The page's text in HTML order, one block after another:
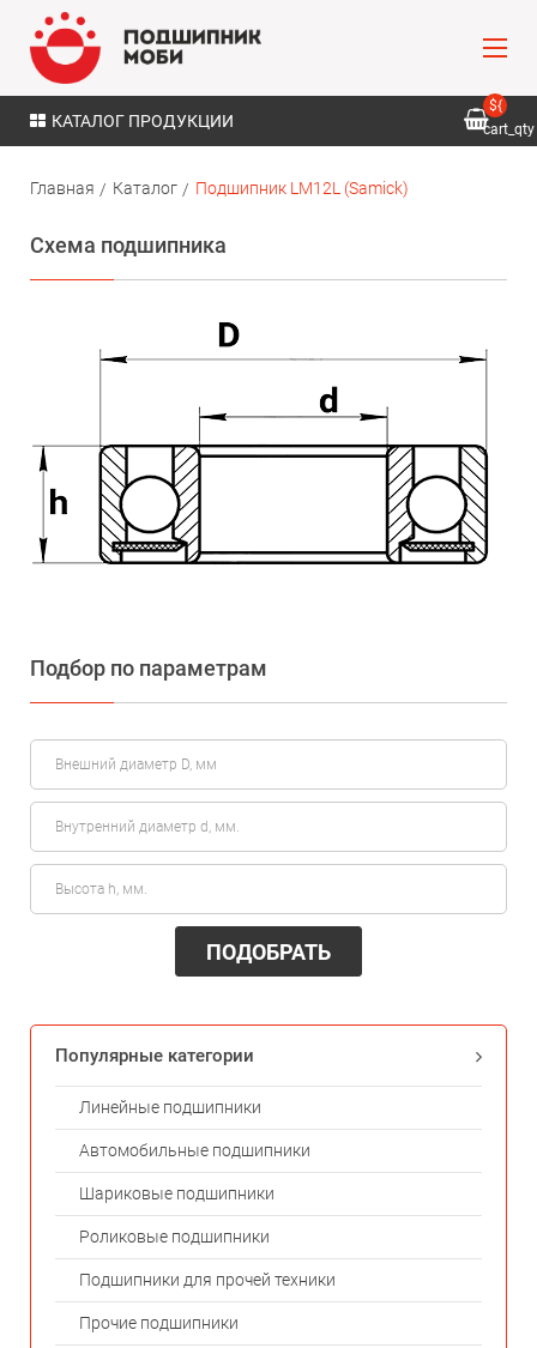
КАТАЛОГ ПРОДУКЦИИ
${
cart_qty
Главная Каталог Подшипник LM12L (Samick)
Схема подшипника
Подбор по параметрам
ПОДОБРАТЬ
Популярные категории
Линейные подшипники
Автомобильные подшипники
Шариковые подшипники
Роликовые подшипники
Подшипники для прочей техники
Прочие подшипники